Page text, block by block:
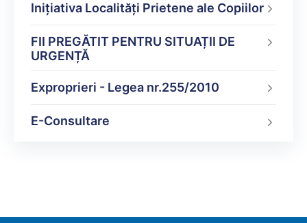
Inițiativa Localități Prietene ale Copiilor
FII PREGĂTIT PENTRU SITUAȚII DE
URGENȚĂ
Exproprieri - Legea nr.255/2010
E-Consultare